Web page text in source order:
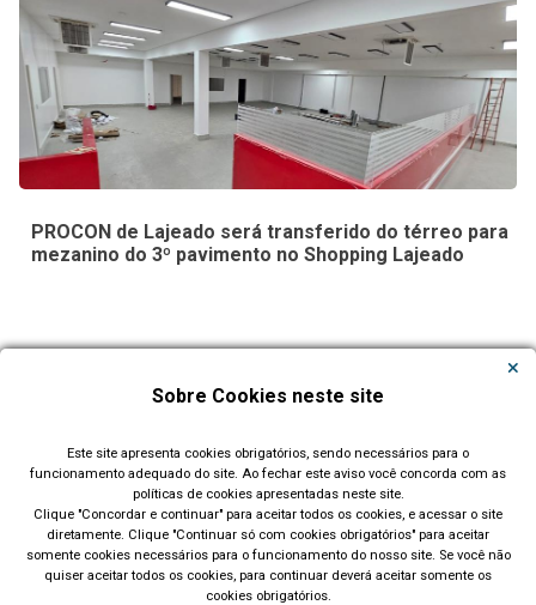
PROCON de Lajeado será transferido do térreo para
mezanino do 3º pavimento no Shopping Lajeado
Todas as Notícias
Sobre Cookies neste site
Este site apresenta cookies obrigatórios, sendo necessários para o
funcionamento adequado do site. Ao fechar este aviso você concorda com as
políticas de cookies apresentadas neste site.
Clique "Concordar e continuar" para aceitar todos os cookies, e acessar o site
diretamente. Clique "Continuar só com cookies obrigatórios" para aceitar
somente cookies necessários para o funcionamento do nosso site. Se você não
quiser aceitar todos os cookies, para continuar deverá aceitar somente os
cookies obrigatórios.
Prefeitura Municipal de Lajeado (RS)